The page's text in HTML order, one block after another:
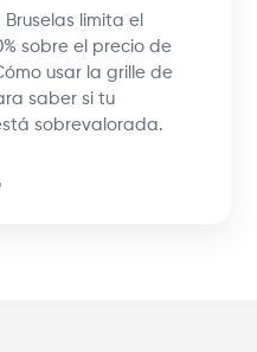
Bruselas limita el
sobre el precio de
usar la grille de
saber si tu
sobrevalorada.